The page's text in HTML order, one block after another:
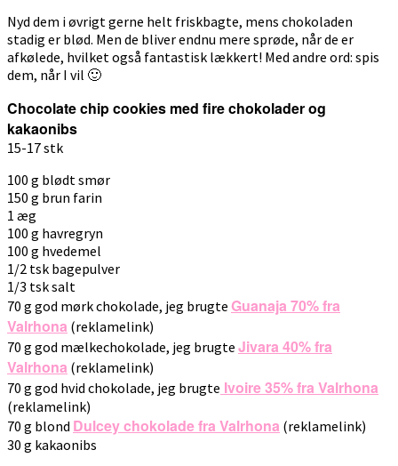
Nyd dem i øvrigt gerne helt friskbagte, mens chokoladen
stadig er blød. Men de bliver endnu mere sprøde, når de er
afkølede, hvilket også fantastisk lækkert! Med andre ord: spis
dem, når I vil 🙂
Chocolate chip cookies med fire chokolader og
kakaonibs
15-17 stk
100 g blødt smør
150 g brun farin
1 æg
100 g havregryn
100 g hvedemel
1/2 tsk bagepulver
1/3 tsk salt
70 g god mørk chokolade, jeg brugte Guanaja 70% fra
Valrhona (reklamelink)
70 g god mælkechokolade, jeg brugte Jivara 40% fra
Valrhona (reklamelink)
70 g god hvid chokolade, jeg brugte Ivoire 35% fra Valrhona
(reklamelink)
70 g blond Dulcey chokolade fra Valrhona (reklamelink)
30 g kakaonibs